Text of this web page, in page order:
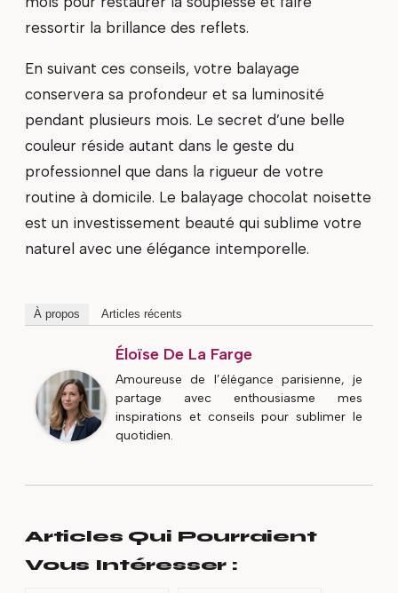
ressortir la brillance des reflets.
En suivant ces conseils, votre balayage
conservera sa profondeur et sa luminosité
pendant plusieurs mois. Le secret d’une belle
couleur réside autant dans le geste du
professionnel que dans la rigueur de votre
routine à domicile. Le balayage chocolat noisette
est un investissement beauté qui sublime votre
naturel avec une élégance intemporelle.
À propos Articles récents
Éloïse De La Farge
Amoureuse de l’élégance parisienne, je
partage avec enthousiasme mes
inspirations et conseils pour sublimer le
quotidien.
Articles Qui Pourraient
Vous Intéresser :